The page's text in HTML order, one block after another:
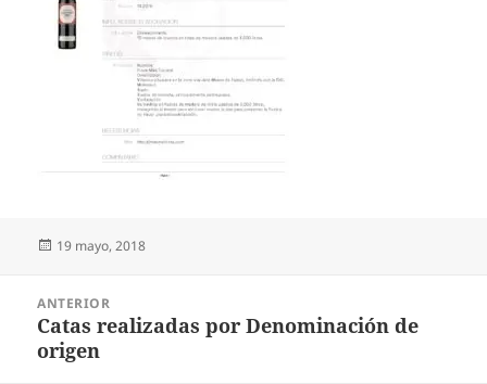
Publicado
19 mayo, 2018
entradas
ANTERIOR
Entrada
anterior:
Catas realizadas por Denominación de
origen